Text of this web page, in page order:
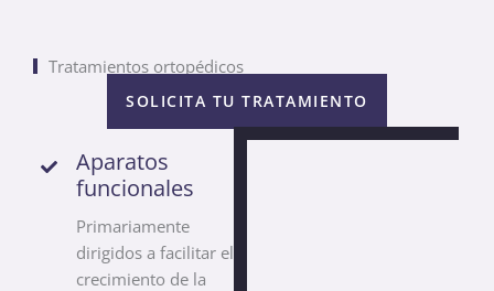
Tratamientos ortopédicos
SOLICITA TU TRATAMIENTO
Aparatos
funcionales
Primariamente
dirigidos a facilitar el
crecimiento de la